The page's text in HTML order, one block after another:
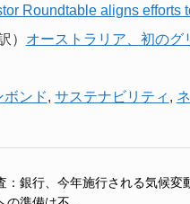
Roundtable aligns
） オーストラリア、初のグ
ボンド, サステナビリティ ,
：銀行、今年施行される気候変